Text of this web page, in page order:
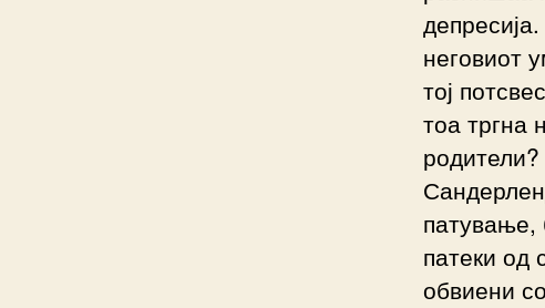
неговиот
тој
тоа тргна
патување,
патеки од
обвиени